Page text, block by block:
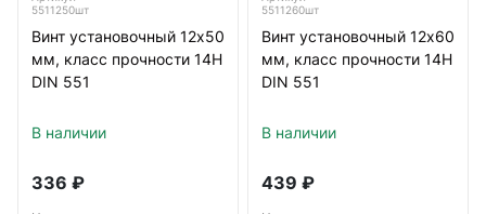
5511250шт
Винт установочный 12х50
мм, класс прочности 14Н
DIN 551
В наличии
336 ₽
5511260шт
Винт установочный 12х60
мм, класс прочности 14Н
DIN 551
В наличии
439 ₽